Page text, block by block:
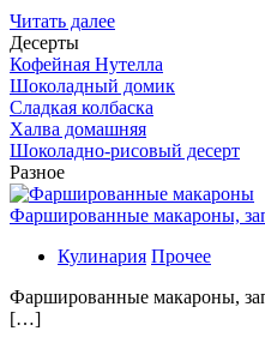
Читать далее
Десерты
Кофейная Нутелла
Шоколадный домик
Сладкая колбаска
Халва домашняя
Шоколадно-рисовый десерт
Разное
Фаршированные макароны,
Кулинария Прочее
Фаршированные макароны,
[…]